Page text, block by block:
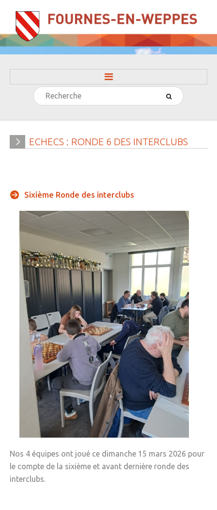
ACCUEIL
» Le conseil municipal
» Participation citoyenne
» Réglementation communale
» Les Vitraux de l'Eglise
» Services municipaux
» C.C.A.S
» Métropole Européenne de Lille
VIE PRATIQUE
» Actualités
» Agenda
» Aide à la famille
» Commerces et artisans
» Démarches administratives
» Encombrants et déchets
» Gîtes - Chambres d'hôtes
» Numéros utiles
Rechercher
ECHECS : RONDE 6 DES INTERCLUBS
Sixième Ronde des interclubs
Nos 4 équipes ont joué ce dimanche 15 mars 2026 pour
le compte de la sixième et avant dernière ronde des
interclubs.